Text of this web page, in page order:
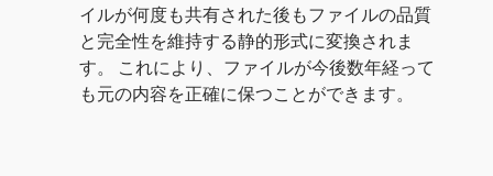
イルが何度も共有された後もファイルの品質
と完全性を維持する静的形式に変換されま
す。 これにより、ファイルが今後数年経って
も元の内容を正確に保つことができます。